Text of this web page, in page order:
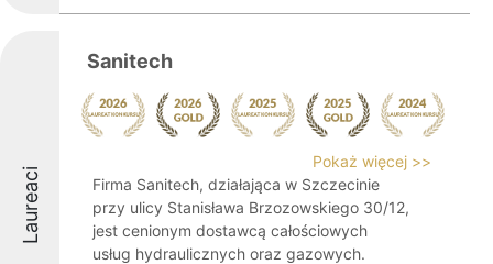
Laureaci
Sanitech
Pokaż więcej >>
Firma Sanitech, działająca w Szczecinie
przy ulicy Stanisława Brzozowskiego 30/12,
jest cenionym dostawcą całościowych
usług hydraulicznych oraz gazowych.